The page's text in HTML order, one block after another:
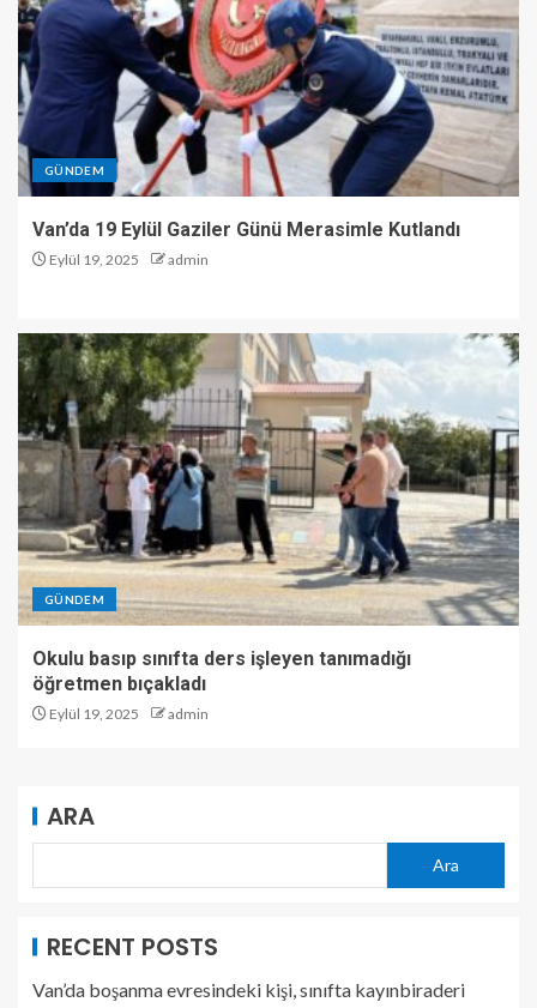
GÜNDEM
Van’da 19 Eylül Gaziler Günü Merasimle Kutlandı
Eylül 19, 2025 admin
GÜNDEM
Okulu basıp sınıfta ders işleyen tanımadığı
öğretmen bıçakladı
Eylül 19, 2025 admin
ARA
Ara
RECENT POSTS
Van’da boşanma evresindeki kişi, sınıfta kayınbiraderi